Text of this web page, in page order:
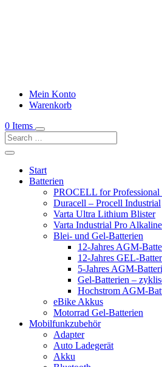
Mein Konto
Warenkorb
0 Items
Start
Batterien
PROCELL for
Duracell – Procell Industrial
Varta Ultra Lithium Blister
Varta Industrial Pro Alkaline
Blei- und Gel-Batterien
12-Jahres AGM-
12-Jahres GEL-
5-Jahres AGM-
Gel-Batterien –
Hochstrom AGM-
eBike Akkus
Motorrad Gel-Batterien
Mobilfunkzubehör
Adapter
Auto Ladegerät
Akku